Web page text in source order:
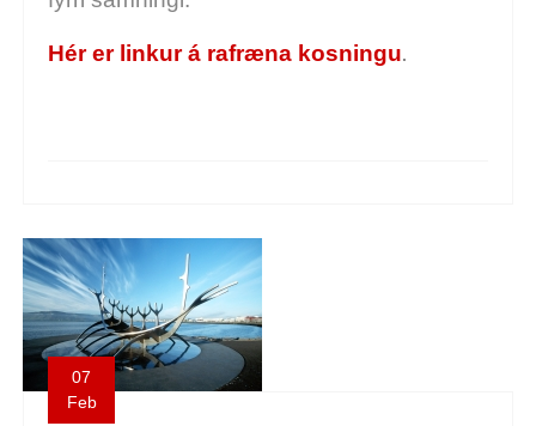
Hér er linkur á rafræna kosningu.
07
Feb